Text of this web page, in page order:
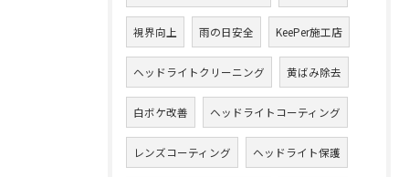
視界向上 雨の日安全 KeePer施工店
ヘッドライトクリーニング 黄ばみ除去
白ボケ改善 ヘッドライトコーティング
レンズコーティング ヘッドライト保護